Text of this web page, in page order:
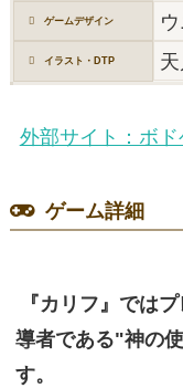
ゲームデザイン
イラスト・DTP
外部サイト：ボド
ゲーム詳細
『カリフ』では
導者である"神の
す。